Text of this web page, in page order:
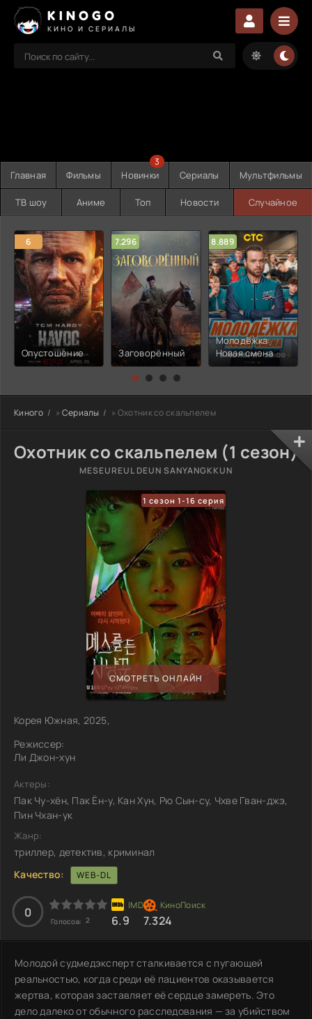
KINOGO
КИНО И СЕРИАЛЫ
Главная Фильмы Новинки
3
Сериалы Мультфильмы
ТВ шоу Аниме Топ Новости Случайное
6
Опустошение
7.296
Заговорённый
8.889
Молодёжка:
Новая смена
Киного » Сериалы » Охотник со скальпелем
Охотник со скальпелем (1 сезон)
MESEUREUL DEUN SANYANGKKUN
1 сезон 1-16 серия
СМОТРЕТЬ ОНЛАЙН
Корея Южная, 2025,
Режиссер:
Ли Джон-хун
Актеры:
Пак Чу-хён, Пак Ён-у, Кан Хун, Рю Сын-су, Чхве Гван-джэ,
Пин Чхан-ук
Жанр:
триллер, детектив, криминал
Качество:
WEB-DL
0
Голосов: 2 6.9 7.324
Молодой судмедэксперт сталкивается с пугающей
реальностью, когда среди её пациентов оказывается
жертва, которая заставляет её сердце замереть. Это
дело далеко от обычного расследования — за убийством